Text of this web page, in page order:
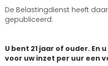
De Belastingdienst heeft
gepubliceerd:
U bent 21 jaar of ouder. En
voor uw inzet per uur een